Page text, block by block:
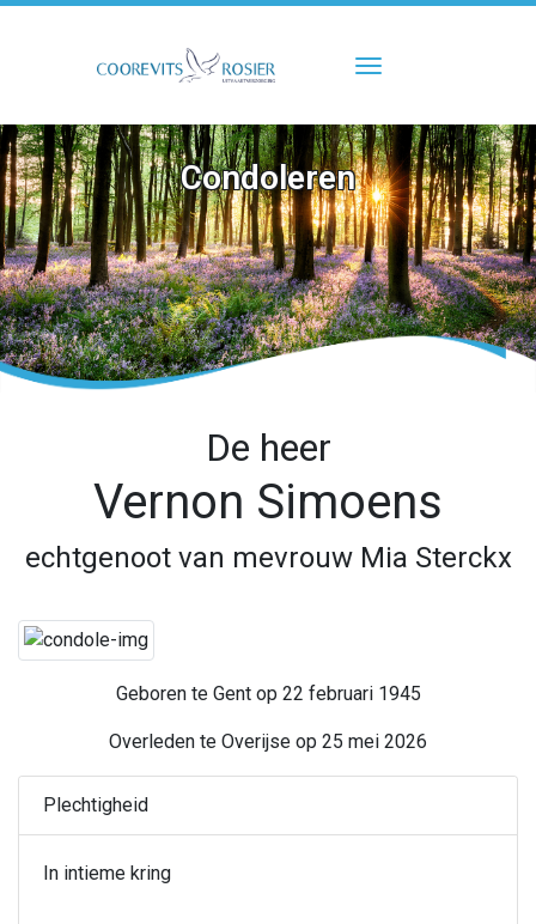
Toggle
Condoleren
De heer
Vernon Simoens
echtgenoot van mevrouw Mia Sterckx
Geboren te Gent op 22 februari 1945
Overleden te Overijse op 25 mei 2026
Plechtigheid
In intieme kring